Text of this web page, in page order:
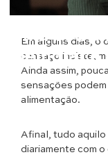
Uma boa
melhorar
Em alguns dias, o
cansaço insiste,
Ainda assim,
sensações podem
alimentação.
Afinal, tudo aquilo
diariamente com o